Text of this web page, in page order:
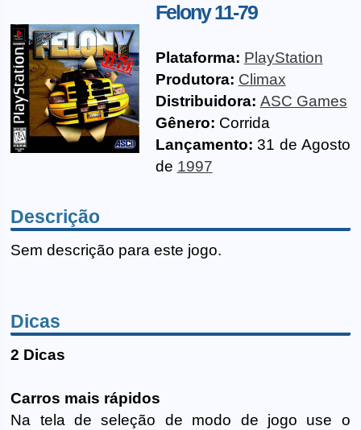
Felony 11-79
Plataforma: PlayStation
Produtora: Climax
Distribuidora: ASC Games
Gênero: Corrida
Lançamento: 31 de Agosto
de 1997
Descrição
Sem descrição para este jogo.
Dicas
2 Dicas
Carros mais rápidos
Na tela de seleção de modo de jogo use o